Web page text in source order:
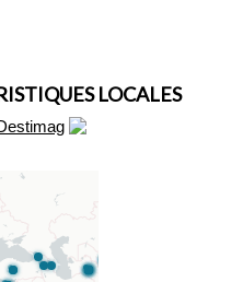
LOCALES